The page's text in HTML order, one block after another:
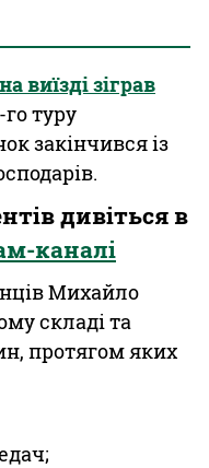
виїзді зіграв
го туру
закінчився із
дивіться в
каналі
Михайло
складі та
протягом яких